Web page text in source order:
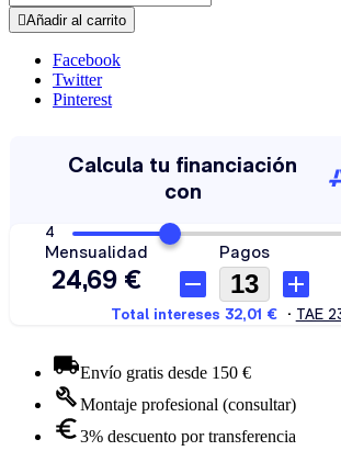
Añadir al carrito
Facebook
Twitter
Pinterest
Envío gratis desde 150 €
Montaje profesional (consultar)
3% descuento por transferencia